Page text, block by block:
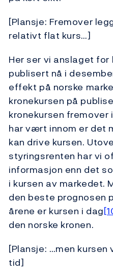
[Plansje: Fremover
relativt flat kurs…]
Her ser vi anslaget for
publisert nå i
effekt på norske
kronekursen på
kronekursen fremover
har vært innom er det
kan drive kursen.
styringsrenten har vi
informasjon enn det
i kursen av markedet.
den beste prognosen
årene er kursen i dag
den norske kronen.
[Plansje: …men
tid]